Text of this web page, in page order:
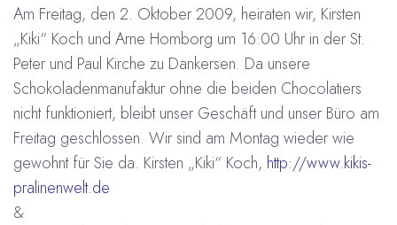
Am Freitag, den 2. Oktober 2009, heiraten wir, Kirsten
„Kiki“ Koch und Arne Homborg um 16:00 Uhr in der St.
Peter und Paul Kirche zu Dankersen. Da unsere
Schokoladenmanufaktur ohne die beiden Chocolatiers
nicht funktioniert, bleibt unser Geschäft und unser Büro am
Freitag geschlossen. Wir sind am Montag wieder wie
gewohnt für Sie da. Kirsten „Kiki“ Koch, http://www.kikis-
pralinenwelt.de
&